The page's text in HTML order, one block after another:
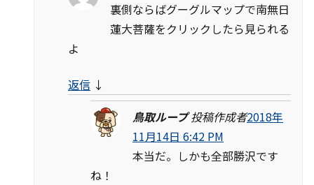
裏側ならばグーグルマップで南無日
蓮大菩薩をクリックしたら見られる
よ
返信 ↓
鳥取ループ 投稿作成者2018年
11月14日 6:42 PM
本当だ。しかも全部勝沢です
ね！